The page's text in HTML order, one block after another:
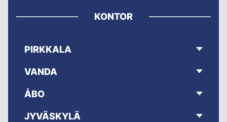
KONTOR
PIRKKALA
VANDA
ÅBO
JYVÄSKYLÄ